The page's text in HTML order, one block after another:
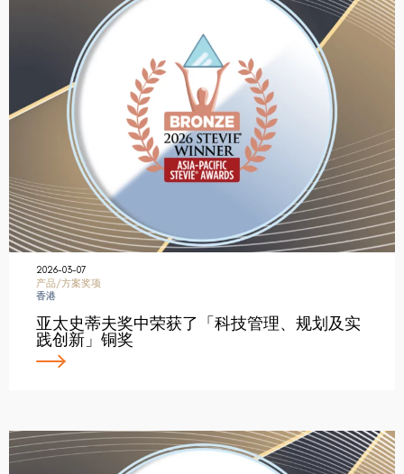
2026-03-07
产品/方案奖项
香港
亚太史蒂夫奖中荣获了「科技管理、规划及实
践创新」铜奖